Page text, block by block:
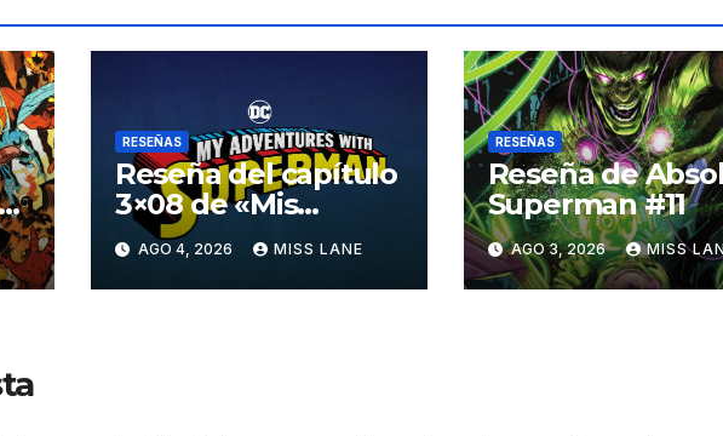
RESEÑAS
Reseña del capítulo
3×08 de «Mis
aventuras con
Superman»
AGO 4, 2026 MISS LANE
RESEÑAS
Reseña de
Superman #11
AGO 3, 2026 MISS